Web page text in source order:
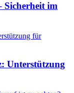
Sicherheit im
Unterstützung